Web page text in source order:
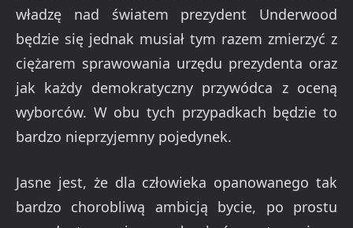
władzę nad światem prezydent Underwood
będzie się jednak musiał tym razem zmierzyć z
ciężarem sprawowania urzędu prezydenta oraz
jak każdy demokratyczny przywódca z oceną
wyborców. W obu tych przypadkach będzie to
bardzo nieprzyjemny pojedynek.
Jasne jest, że dla człowieka opanowanego tak
bardzo chorobliwą ambicją bycie, po prostu